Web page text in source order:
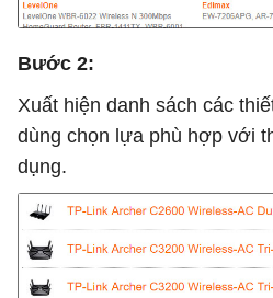
Bước 2:
Xuất hiện danh sách các
dùng chọn lựa phù hợp với
dụng.